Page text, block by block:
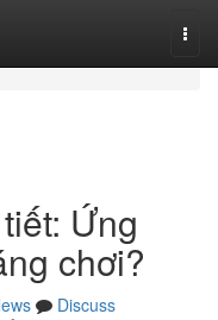
Ứng
chơi?
Discuss